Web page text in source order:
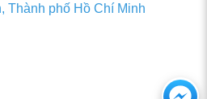
Thành phố Hồ Chí Minh